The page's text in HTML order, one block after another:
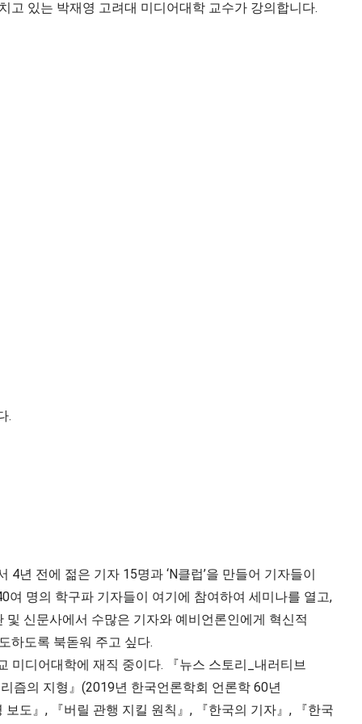
고 있는 박재영 고려대 미디어대학 교수가 강의합니다.
.
년 전에 젊은 기자 15명과 ‘N클럽’을 만들어 기자들이
여 명의 학구파 기자들이 여기에 참여하여 세미나를 열고,
및 신문사에서 수많은 기자와 예비언론인에게 혁신적
하도록 북돋워 주고 싶다.
미디어대학에 재직 중이다. 『뉴스 스토리_내러티브
즘의 지형』(2019년 한국언론학회 언론학 60년
도』, 『버릴 관행 지킬 원칙』, 『한국의 기자』, 『한국